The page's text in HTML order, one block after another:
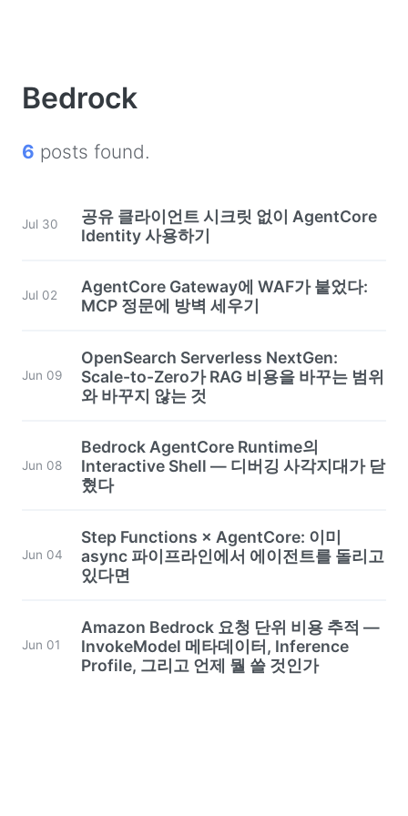
Bedrock
6 posts found.
Jul 30
공유 클라이언트 시크릿 없이 AgentCore
Identity 사용하기
Jul 02
AgentCore Gateway에 WAF가 붙었다:
MCP 정문에 방벽 세우기
Jun 09
OpenSearch Serverless NextGen:
Scale-to-Zero가 RAG 비용을 바꾸는 범위
와 바꾸지 않는 것
Jun 08
Bedrock AgentCore Runtime의
Interactive Shell — 디버깅 사각지대가 닫
혔다
Jun 04
Step Functions × AgentCore: 이미
async 파이프라인에서 에이전트를 돌리고
있다면
Jun 01
Amazon Bedrock 요청 단위 비용 추적 —
InvokeModel 메타데이터, Inference
Profile, 그리고 언제 뭘 쓸 것인가